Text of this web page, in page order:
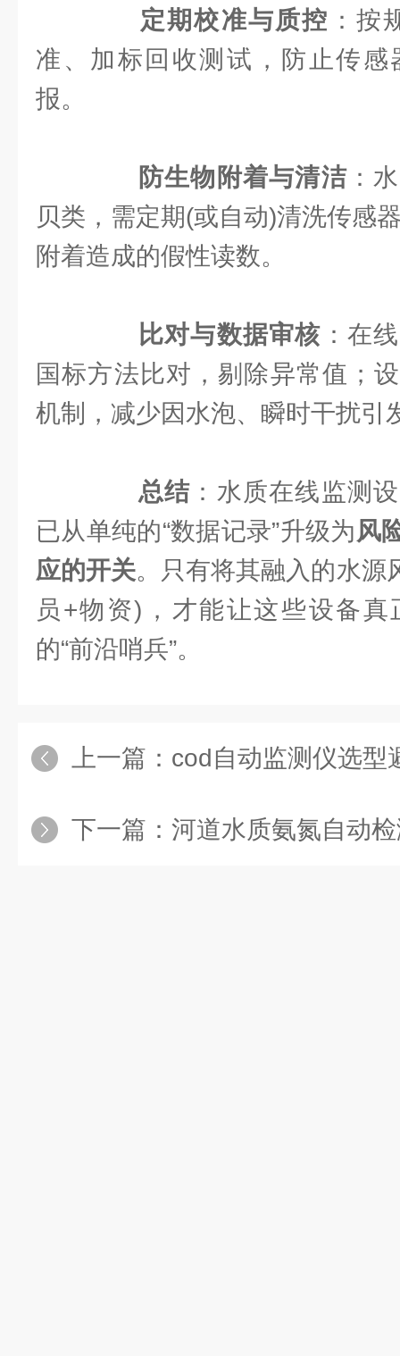
定期校准与质控 ：按
准、加标回收测试，防止传
报。
防生物附着与清洁 ：
贝类，需定期(或自动)清洗传感
附着造成的假性读数。
比对与数据审核 ：在
国标方法比对，剔除异常值；
机制，减少因水泡、瞬时干扰引
总结 ：水质在线监测
已从单纯的“数据记录”升级为风
应的开关。只有将其融入的水源
员+物资)，才能让这些设备
的“前沿哨兵”。
上一篇： cod自动监测仪选型避坑指南
下一篇： 河道水质氨氮自动检测仪应用于环保